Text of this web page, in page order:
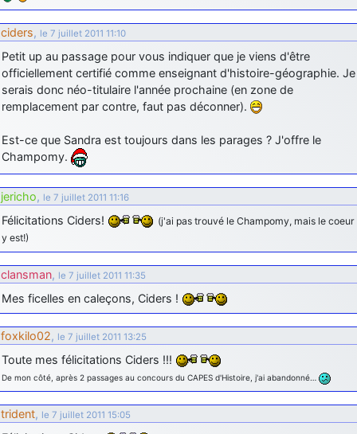
par terre
jericho : Ah ben je peux te confirmer que j'étais resté dans le filtre…
d9pouces: Désolé ! Mon filtrage a été un peu trop violent
manifestement
tout voir
ciders, le 7 juillet 2011 11:10
Petit up au passage pour vous indiquer que je viens d'être
officiellement certifié comme enseignant d'histoire-géographie. Je
serais donc néo-titulaire l'année prochaine (en zone de
remplacement par contre, faut pas déconner).
Est-ce que Sandra est toujours dans les parages ? J'offre le
Champomy.
jericho, le 7 juillet 2011 11:16
Félicitations Ciders!
(j'ai pas trouvé le Champomy, mais le coeur
y est!)
clansman, le 7 juillet 2011 11:35
Mes ficelles en caleçons, Ciders !
foxkilo02, le 7 juillet 2011 13:25
Toute mes félicitations Ciders !!!
De mon côté, après 2 passages au concours du CAPES d'Histoire, j'ai abandonné…
trident, le 7 juillet 2011 15:05